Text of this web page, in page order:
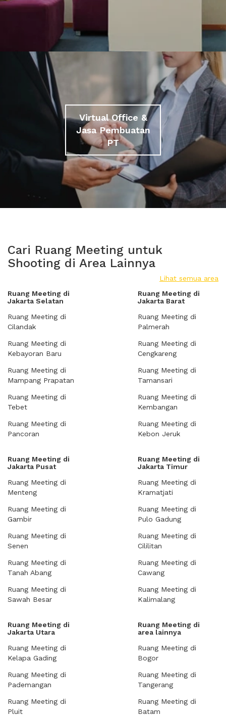
Virtual Office &
Jasa Pembuatan
PT
Cari Ruang Meeting untuk
Shooting di Area Lainnya
Lihat semua area
Ruang Meeting di
Jakarta Selatan
Ruang Meeting di
Cilandak
Ruang Meeting di
Kebayoran Baru
Ruang Meeting di
Mampang Prapatan
Ruang Meeting di
Tebet
Ruang Meeting di
Pancoran
Ruang Meeting di
Jakarta Barat
Ruang Meeting di
Palmerah
Ruang Meeting di
Cengkareng
Ruang Meeting di
Tamansari
Ruang Meeting di
Kembangan
Ruang Meeting di
Kebon Jeruk
Ruang Meeting di
Jakarta Pusat
Ruang Meeting di
Menteng
Ruang Meeting di
Gambir
Ruang Meeting di
Senen
Ruang Meeting di
Tanah Abang
Ruang Meeting di
Sawah Besar
Ruang Meeting di
Jakarta Timur
Ruang Meeting di
Kramatjati
Ruang Meeting di
Pulo Gadung
Ruang Meeting di
Cililitan
Ruang Meeting di
Cawang
Ruang Meeting di
Kalimalang
Ruang Meeting di
Jakarta Utara
Ruang Meeting di
Kelapa Gading
Ruang Meeting di
Pademangan
Ruang Meeting di
Pluit
Ruang Meeting di
area lainnya
Ruang Meeting di
Bogor
Ruang Meeting di
Tangerang
Ruang Meeting di
Batam